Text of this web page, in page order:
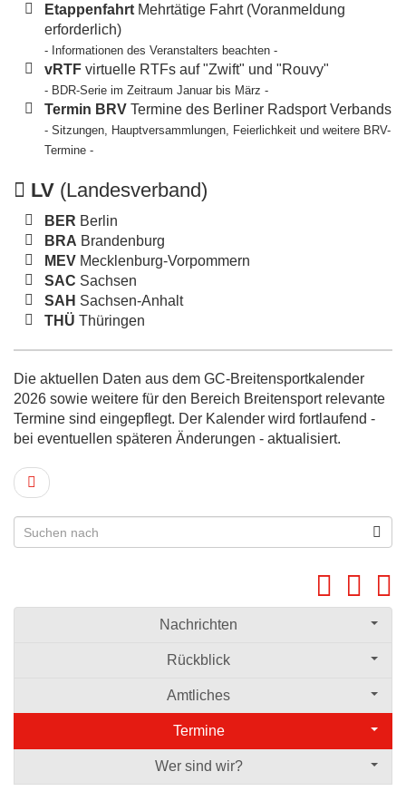
Etappenfahrt Mehrtätige Fahrt (Voranmeldung
erforderlich)
- Informationen des Veranstalters beachten -
vRTF virtuelle RTFs auf "Zwift" und "Rouvy"
- BDR-Serie im Zeitraum Januar bis März -
Termin BRV Termine des Berliner Radsport Verbands
- Sitzungen, Hauptversammlungen, Feierlichkeit und weitere BRV-
Termine -
LV (Landesverband)
BER Berlin
BRA Brandenburg
MEV Mecklenburg-Vorpommern
SAC Sachsen
SAH Sachsen-Anhalt
THÜ Thüringen
Die aktuellen Daten aus dem GC-Breitensportkalender
2026 sowie weitere für den Bereich Breitensport relevante
Termine sind eingepflegt. Der Kalender wird fortlaufend -
bei eventuellen späteren Änderungen - aktualisiert.
Nachrichten
Rückblick
Amtliches
Termine
Wer sind wir?